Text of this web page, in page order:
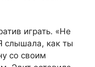
играть. «Не
слышала, как ты
со своим